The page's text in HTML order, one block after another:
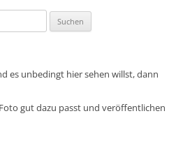
es unbedingt hier sehen willst, dann
gut dazu passt und veröffentlichen